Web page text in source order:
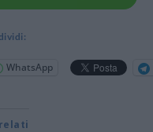
WhatsApp